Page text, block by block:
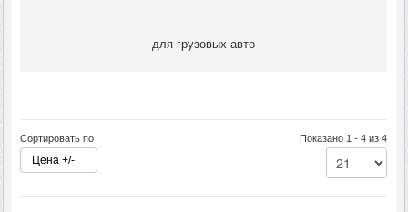
для грузовых авто
Сортировать по
Цена +/-
Показано 1 - 4 из 4